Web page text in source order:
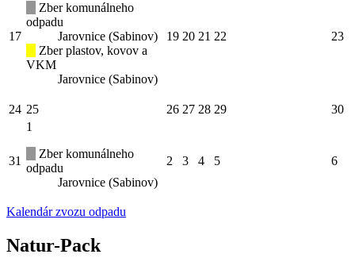
17
Zber komunálneho
odpadu
Jarovnice (Sabinov)
Zber plastov, kovov a
VKM
Jarovnice (Sabinov)
19 20 21 22 23
24 25 26 27 28 29 30
31
1
Zber komunálneho
odpadu
Jarovnice (Sabinov)
2 3 4 5 6
Kalendár zvozu odpadu
Natur-Pack